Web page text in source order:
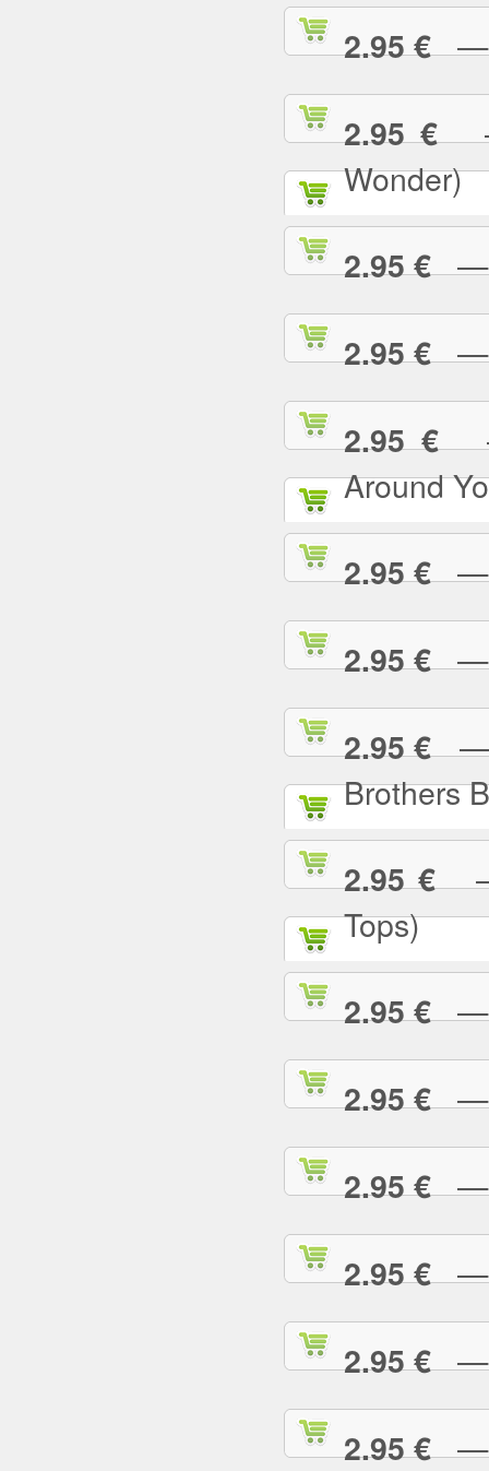
2.95 €— I
2.95 €—
Wonder)
2.95 €—
2.95 €—
2.95 €—
Around
2.95 €—
2.95 €—
2.95 €—
Brothers
2.95 €—
Tops)
2.95 €—
2.95 €—
2.95 €—
2.95 €—
2.95 €—
2.95 €—